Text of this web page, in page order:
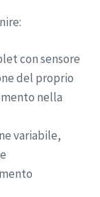
con sensore
del proprio
nella
variabile,